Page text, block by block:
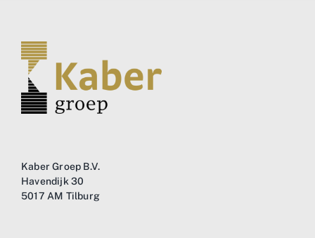
Kaber Groep B.V.
Havendijk 30
5017 AM Tilburg